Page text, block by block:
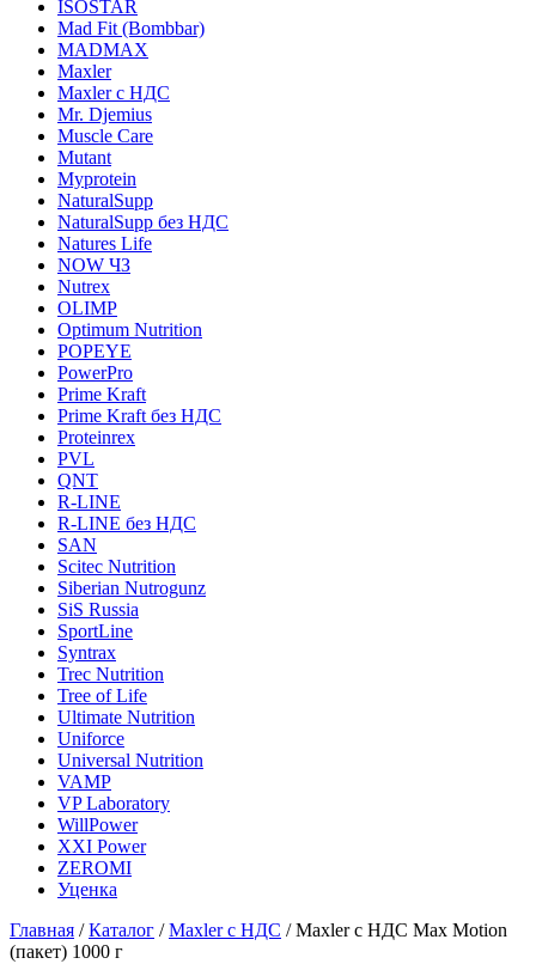
ISOSTAR
Mad Fit (Bombbar)
MADMAX
Maxler
Maxler с НДС
Mr. Djemius
Muscle Care
Mutant
Myprotein
NaturalSupp
NaturalSupp без НДС
Natures Life
NOW ЧЗ
Nutrex
OLIMP
Optimum Nutrition
POPEYE
PowerPro
Prime Kraft
Prime Kraft без НДС
Proteinrex
PVL
QNT
R-LINE
R-LINE без НДС
SAN
Scitec Nutrition
Siberian Nutrogunz
SiS Russia
SportLine
Syntrax
Trec Nutrition
Tree of Life
Ultimate Nutrition
Uniforce
Universal Nutrition
VAMP
VP Laboratory
WillPower
XXI Power
ZEROMI
Уценка
Главная /Каталог /Maxler с НДС /Maxler с НДС Max Motion
(пакет) 1000 г